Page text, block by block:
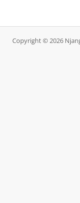
Copyright © 2026